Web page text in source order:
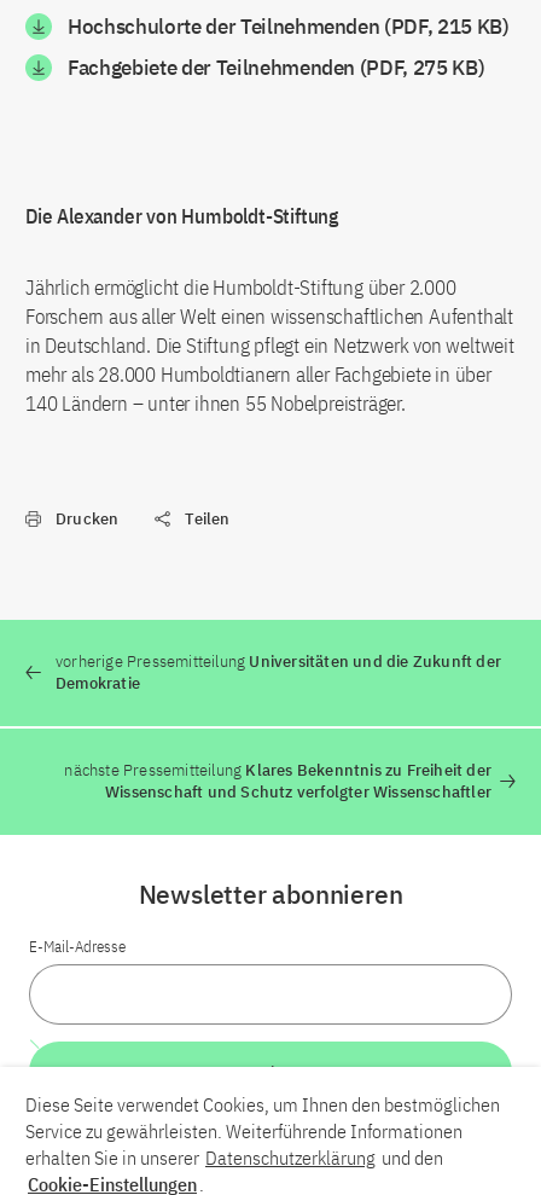
Hochschulorte der Teilnehmenden (PDF, 215 KB)
Fachgebiete der Teilnehmenden (PDF, 275 KB)
Die Alexander von Humboldt-Stiftung
Jährlich ermöglicht die Humboldt-Stiftung über 2.000
Forschern aus aller Welt einen wissenschaftlichen Aufenthalt
in Deutschland. Die Stiftung pflegt ein Netzwerk von weltweit
mehr als 28.000 Humboldtianern aller Fachgebiete in über
140 Ländern – unter ihnen 55 Nobelpreisträger.
Drucken Teilen
vorherige Pressemitteilung Universitäten und die Zukunft der
Demokratie
nächste Pressemitteilung Klares Bekenntnis zu Freiheit der
Wissenschaft und Schutz verfolgter Wissenschaftler
LinkedInBlueskyYouTube
Newsletter abonnieren
E-Mail-Adresse
Weiter
Diese Seite verwendet Cookies, um Ihnen den bestmöglichen
Service zu gewährleisten. Weiterführende Informationen
erhalten Sie in unserer Datenschutzerklärung und den
Cookie-Einstellungen.